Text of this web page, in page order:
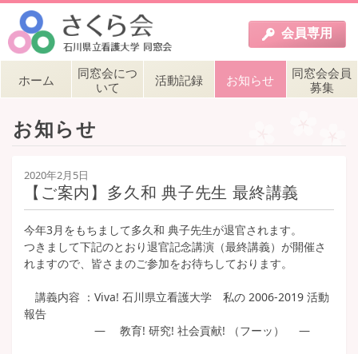
会員専用
ホーム
同窓会につ
いて
活動記録 お知らせ
同窓会会員
募集
お知らせ
2020年2月5日
【ご案内】多久和 典子先生 最終講義
今年3月をもちまして多久和 典子先生が退官されます。
つきまして下記のとおり退官記念講演（最終講義）が開催さ
れますので、皆さまのご参加をお待ちしております。
講義内容 ：Viva! 石川県立看護大学 私の 2006-2019 活動
報告
― 教育! 研究! 社会貢献! （フーッ） ―